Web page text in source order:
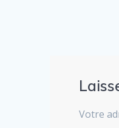
Votre